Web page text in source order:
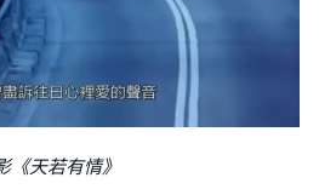
《天若有情》